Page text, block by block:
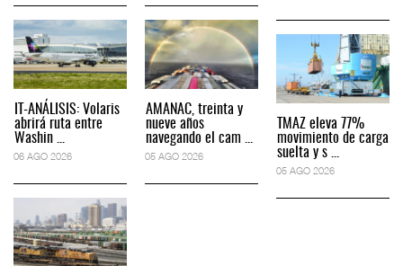
IT-ANÁLISIS: Volaris
abrirá ruta entre
Washin ...
06 AGO 2026
AMANAC, treinta y
nueve años
navegando el cam ...
05 AGO 2026
TMAZ eleva 77%
movimiento de carga
suelta y s ...
05 AGO 2026